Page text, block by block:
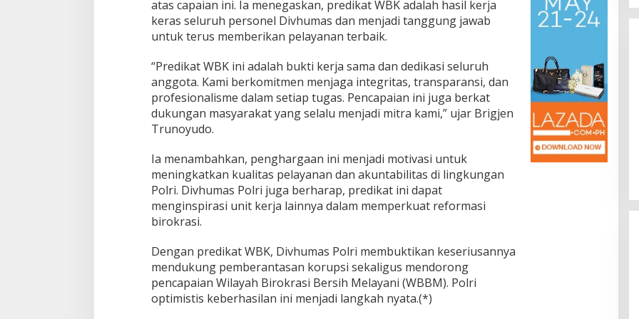
atas capaian ini. Ia menegaskan, predikat WBK adalah hasil kerja
keras seluruh personel Divhumas dan menjadi tanggung jawab
untuk terus memberikan pelayanan terbaik.
“Predikat WBK ini adalah bukti kerja sama dan dedikasi seluruh
anggota. Kami berkomitmen menjaga integritas, transparansi, dan
profesionalisme dalam setiap tugas. Pencapaian ini juga berkat
dukungan masyarakat yang selalu menjadi mitra kami,” ujar Brigjen
Trunoyudo.
Ia menambahkan, penghargaan ini menjadi motivasi untuk
meningkatkan kualitas pelayanan dan akuntabilitas di lingkungan
Polri. Divhumas Polri juga berharap, predikat ini dapat
menginspirasi unit kerja lainnya dalam memperkuat reformasi
birokrasi.
Dengan predikat WBK, Divhumas Polri membuktikan keseriusannya
mendukung pemberantasan korupsi sekaligus mendorong
pencapaian Wilayah Birokrasi Bersih Melayani (WBBM). Polri
optimistis keberhasilan ini menjadi langkah nyata.(*)
Presidium Sosialisasikan Progres
Pemekaran Brebes Selatan,
Jateng Jadi Tahap Berikutnya
Pegiat Pemekaran Brebes Selatan
Provinsi
Trending
| 21/01/2026
Presidium, Pemekaran Brebes
Selatan Semakin Tak Terbendung
In Berita, Daerah, Ekonomi, Nasional, Politik, Sosial,